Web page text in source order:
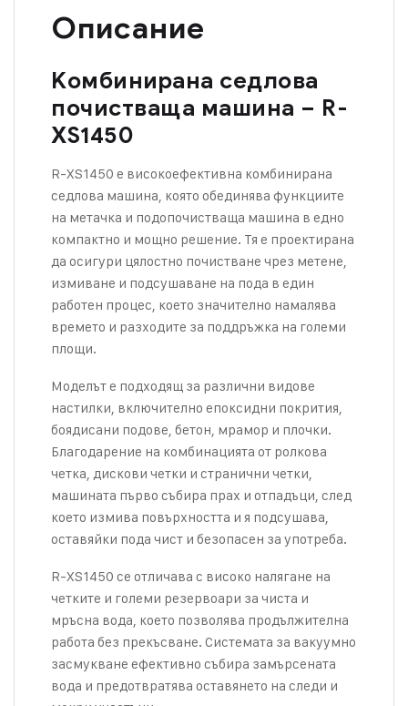
Описание
Kомбинирана седлова
почистваща машина – R-
XS1450
R-XS1450 е високоефективна комбинирана
седлова машина, която обединява функциите
на метачка и подопочистваща машина в едно
компактно и мощно решение. Тя е проектирана
да осигури цялостно почистване чрез метене,
измиване и подсушаване на пода в един
работен процес, което значително намалява
времето и разходите за поддръжка на големи
площи.
Моделът е подходящ за различни видове
настилки, включително епоксидни покрития,
боядисани подове, бетон, мрамор и плочки.
Благодарение на комбинацията от ролкова
четка, дискови четки и странични четки,
машината първо събира прах и отпадъци, след
което измива повърхността и я подсушава,
оставяйки пода чист и безопасен за употреба.
R-XS1450 се отличава с високо налягане на
четките и големи резервоари за чиста и
мръсна вода, което позволява продължителна
работа без прекъсване. Системата за вакуумно
засмукване ефективно събира замърсената
вода и предотвратява оставянето на следи и